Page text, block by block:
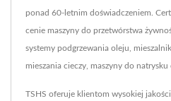
ponad 60-letnim doświadczeniem.
cenie maszyny do przetwórstwa
systemy podgrzewania oleju,
mieszania cieczy, maszyny do natrysku
TSHS oferuje klientom wysokiej